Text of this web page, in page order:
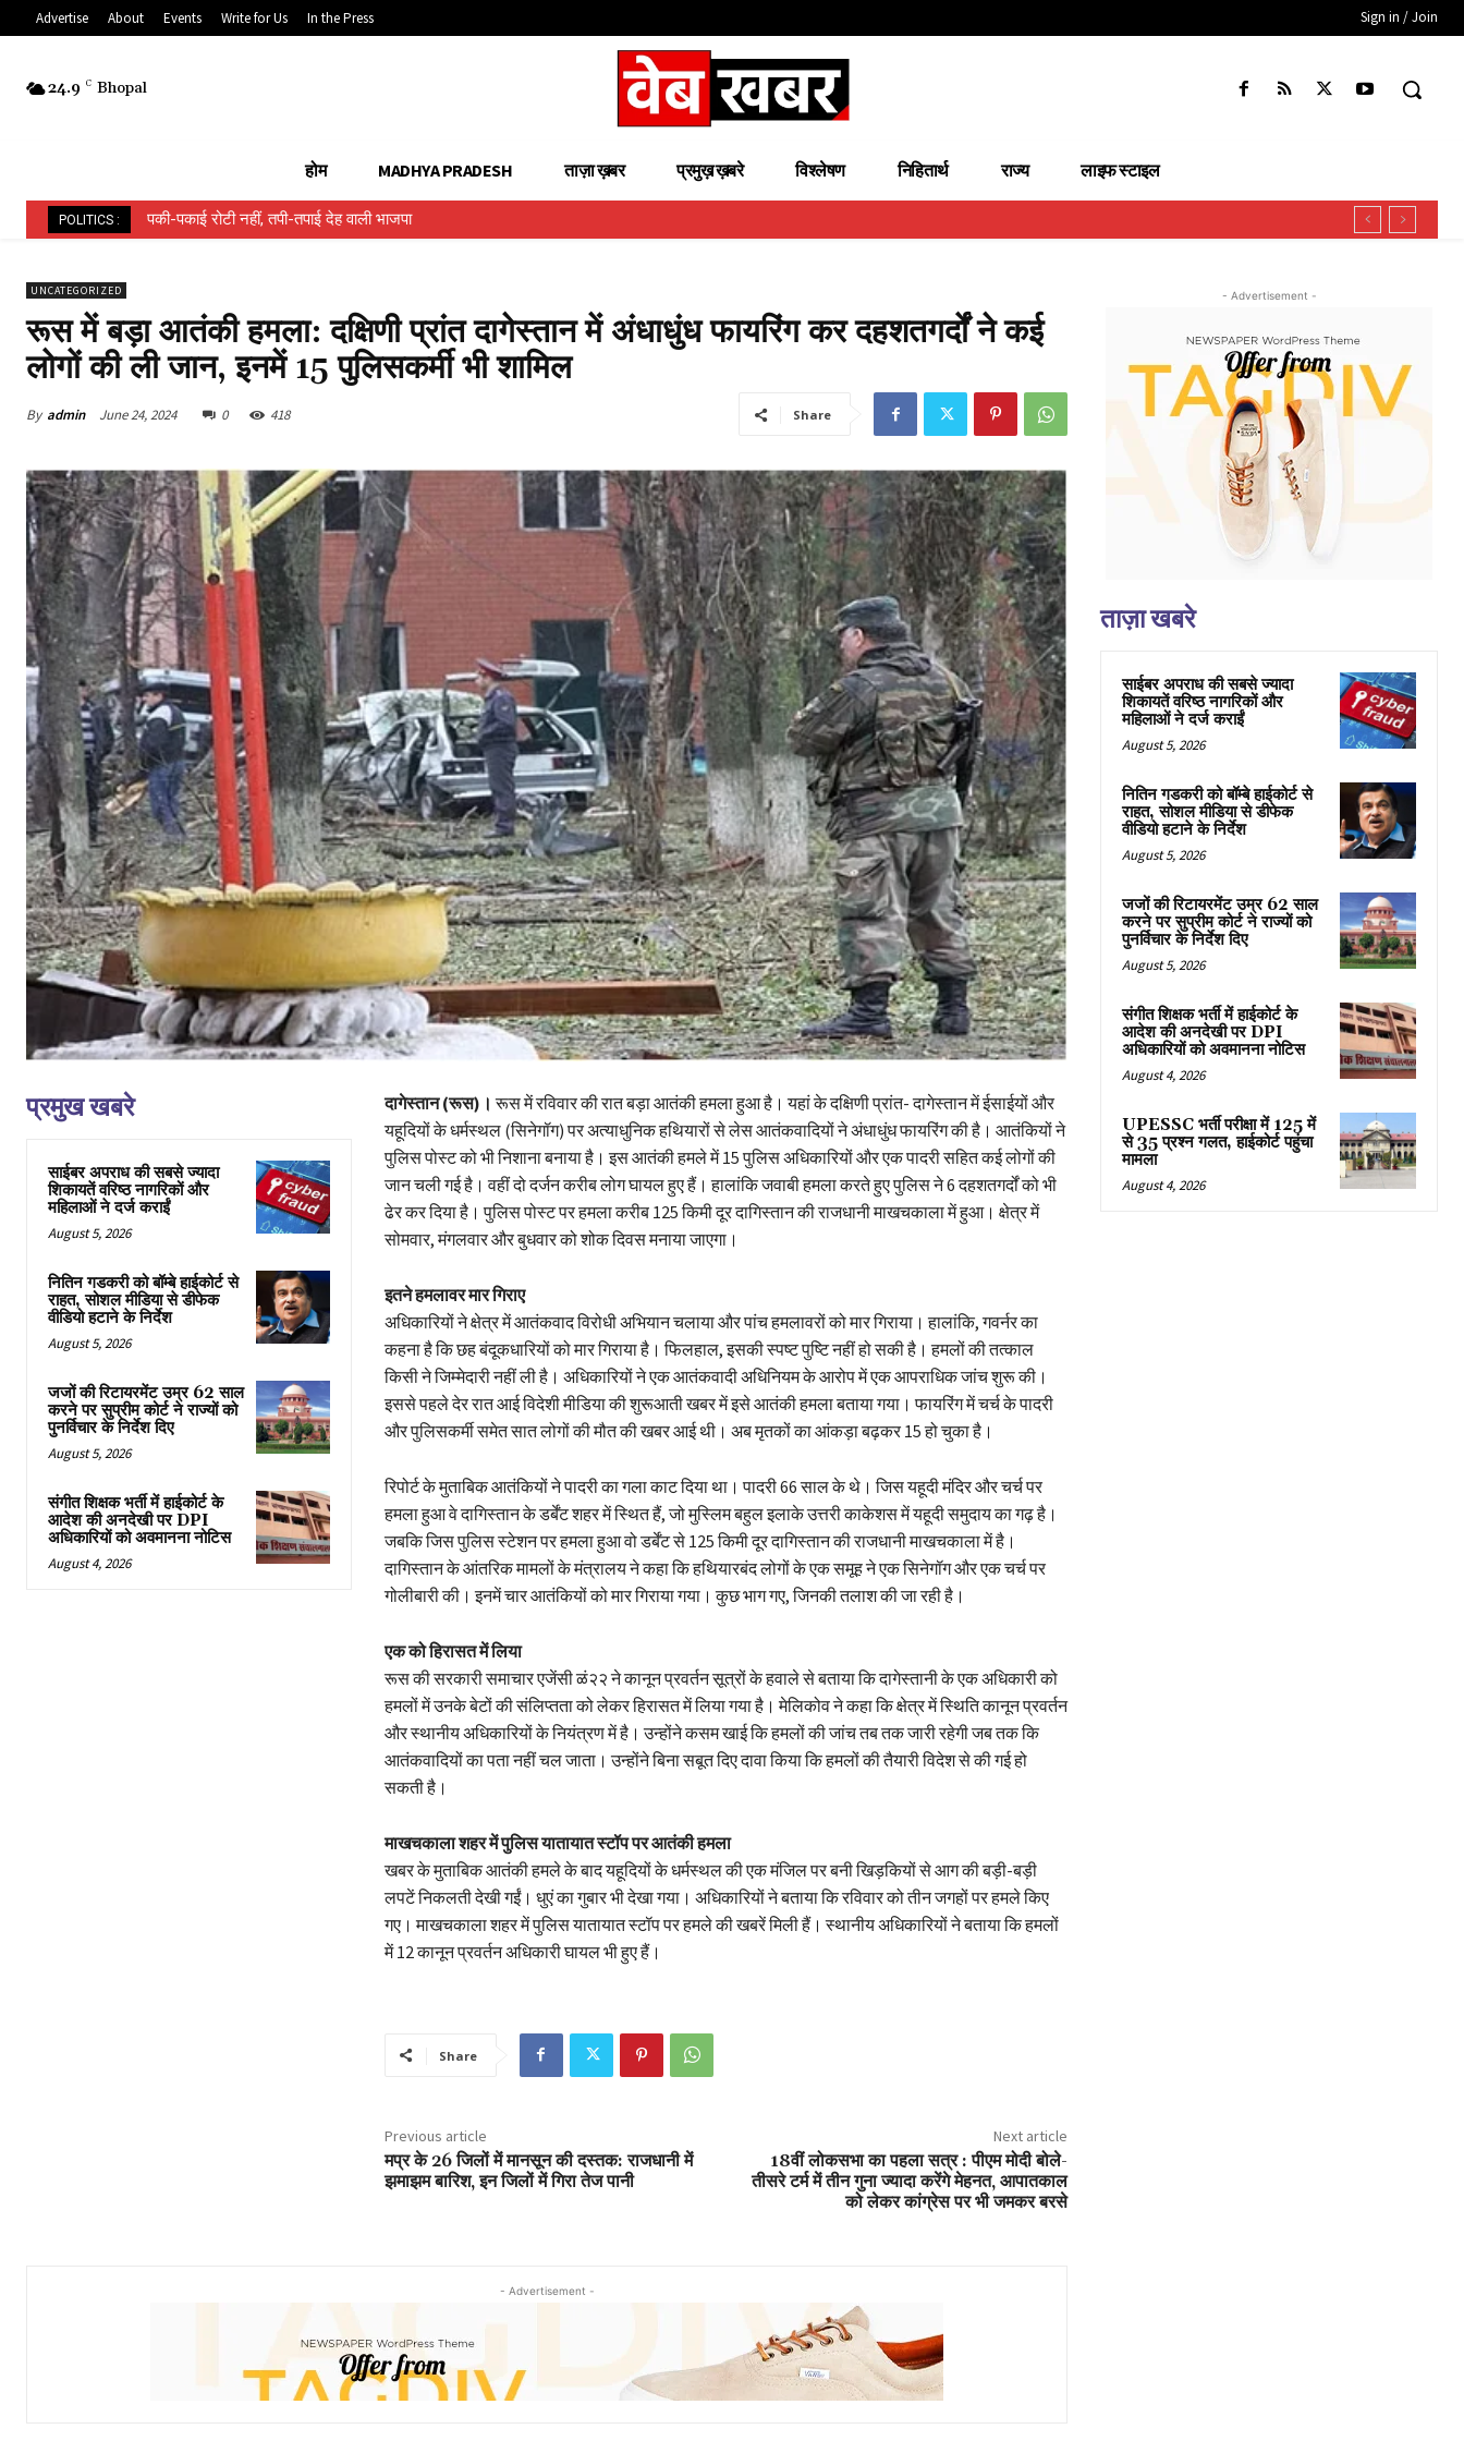
Advertise About Events Write for Us In the Press Sign in / Join
24.9 C Bhopal
होम MADHYA PRADESH ताज़ा ख़बर प्रमुख़ ख़बरे विश्लेषण निहितार्थ राज्य लाइफ स्टाइल
POLITICS : पकी-पकाई रोटी नहीं, तपी-तपाई देह वाली भाजपा
हिन्दू ईवीएम बनाम मुस्लिम ईवीएम…..
UNCATEGORIZED
रूस में बड़ा आतंकी हमला: दक्षिणी प्रांत दागेस्तान में अंधाधुंध फायरिंग कर दहशतगर्दों ने कई
लोगों की ली जान, इनमें 15 पुलिसकर्मी भी शामिल
By admin June 24, 2024 0 418 Share
प्रमुख खबरे
साईबर अपराध की सबसे ज्यादा
शिकायतें वरिष्ठ नागरिकों और
महिलाओं ने दर्ज कराईं
August 5, 2026
नितिन गडकरी को बॉम्बे हाईकोर्ट से
राहत, सोशल मीडिया से डीफेक
वीडियो हटाने के निर्देश
August 5, 2026
जजों की रिटायरमेंट उम्र 62 साल
करने पर सुप्रीम कोर्ट ने राज्यों को
पुनर्विचार के निर्देश दिए
August 5, 2026
संगीत शिक्षक भर्ती में हाईकोर्ट के
आदेश की अनदेखी पर DPI
अधिकारियों को अवमानना नोटिस
August 4, 2026
दागेस्तान (रूस)। रूस में रविवार की रात बड़ा आतंकी हमला हुआ है। यहां के दक्षिणी प्रांत- दागेस्तान में ईसाईयों और
यहूदियों के धर्मस्थल (सिनेगॉग) पर अत्याधुनिक हथियारों से लेस आतंकवादियों ने अंधाधुंध फायरिंग की है। आतंकियों ने
पुलिस पोस्ट को भी निशाना बनाया है। इस आतंकी हमले में 15 पुलिस अधिकारियों और एक पादरी सहित कई लोगों की
जान चली गई है। वहीं दो दर्जन करीब लोग घायल हुए हैं। हालांकि जवाबी हमला करते हुए पुलिस ने 6 दहशतगर्दों को भी
ढेर कर दिया है। पुलिस पोस्ट पर हमला करीब 125 किमी दूर दागिस्तान की राजधानी माखचकाला में हुआ। क्षेत्र में
सोमवार, मंगलवार और बुधवार को शोक दिवस मनाया जाएगा।
इतने हमलावर मार गिराए
अधिकारियों ने क्षेत्र में आतंकवाद विरोधी अभियान चलाया और पांच हमलावरों को मार गिराया। हालांकि, गवर्नर का
कहना है कि छह बंदूकधारियों को मार गिराया है। फिलहाल, इसकी स्पष्ट पुष्टि नहीं हो सकी है। हमलों की तत्काल
किसी ने जिम्मेदारी नहीं ली है। अधिकारियों ने एक आतंकवादी अधिनियम के आरोप में एक आपराधिक जांच शुरू की।
इससे पहले देर रात आई विदेशी मीडिया की शुरूआती खबर में इसे आतंकी हमला बताया गया। फायरिंग में चर्च के पादरी
और पुलिसकर्मी समेत सात लोगों की मौत की खबर आई थी। अब मृतकों का आंकड़ा बढ़कर 15 हो चुका है।
रिपोर्ट के मुताबिक आतंकियों ने पादरी का गला काट दिया था। पादरी 66 साल के थे। जिस यहूदी मंदिर और चर्च पर
हमला हुआ वे दागिस्तान के डर्बेंट शहर में स्थित हैं, जो मुस्लिम बहुल इलाके उत्तरी काकेशस में यहूदी समुदाय का गढ़ है।
जबकि जिस पुलिस स्टेशन पर हमला हुआ वो डर्बेंट से 125 किमी दूर दागिस्तान की राजधानी माखचकाला में है।
दागिस्तान के आंतरिक मामलों के मंत्रालय ने कहा कि हथियारबंद लोगों के एक समूह ने एक सिनेगॉग और एक चर्च पर
गोलीबारी की। इनमें चार आतंकियों को मार गिराया गया। कुछ भाग गए, जिनकी तलाश की जा रही है।
एक को हिरासत में लिया
रूस की सरकारी समाचार एजेंसी ळं२२ ने कानून प्रवर्तन सूत्रों के हवाले से बताया कि दागेस्तानी के एक अधिकारी को
हमलों में उनके बेटों की संलिप्तता को लेकर हिरासत में लिया गया है। मेलिकोव ने कहा कि क्षेत्र में स्थिति कानून प्रवर्तन
और स्थानीय अधिकारियों के नियंत्रण में है। उन्होंने कसम खाई कि हमलों की जांच तब तक जारी रहेगी जब तक कि
आतंकवादियों का पता नहीं चल जाता। उन्होंने बिना सबूत दिए दावा किया कि हमलों की तैयारी विदेश से की गई हो
सकती है।
माखचकाला शहर में पुलिस यातायात स्टॉप पर आतंकी हमला
खबर के मुताबिक आतंकी हमले के बाद यहूदियों के धर्मस्थल की एक मंजिल पर बनी खिड़कियों से आग की बड़ी-बड़ी
लपटें निकलती देखी गईं। धुएं का गुबार भी देखा गया। अधिकारियों ने बताया कि रविवार को तीन जगहों पर हमले किए
गए। माखचकाला शहर में पुलिस यातायात स्टॉप पर हमले की खबरें मिली हैं। स्थानीय अधिकारियों ने बताया कि हमलों
में 12 कानून प्रवर्तन अधिकारी घायल भी हुए हैं।
Share
Previous article
मप्र के 26 जिलों में मानसून की दस्तक: राजधानी में
झमाझम बारिश, इन जिलों में गिरा तेज पानी
Next article
18वीं लोकसभा का पहला सत्र : पीएम मोदी बोले-
तीसरे टर्म में तीन गुना ज्यादा करेंगे मेहनत, आपातकाल
को लेकर कांग्रेस पर भी जमकर बरसे
- Advertisement -
- Advertisement -
ताज़ा खबरे
साईबर अपराध की सबसे ज्यादा
शिकायतें वरिष्ठ नागरिकों और
महिलाओं ने दर्ज कराईं
August 5, 2026
नितिन गडकरी को बॉम्बे हाईकोर्ट से
राहत, सोशल मीडिया से डीफेक
वीडियो हटाने के निर्देश
August 5, 2026
जजों की रिटायरमेंट उम्र 62 साल
करने पर सुप्रीम कोर्ट ने राज्यों को
पुनर्विचार के निर्देश दिए
August 5, 2026
संगीत शिक्षक भर्ती में हाईकोर्ट के
आदेश की अनदेखी पर DPI
अधिकारियों को अवमानना नोटिस
August 4, 2026
UPESSC भर्ती परीक्षा में 125 में
से 35 प्रश्न गलत, हाईकोर्ट पहुंचा
मामला
August 4, 2026